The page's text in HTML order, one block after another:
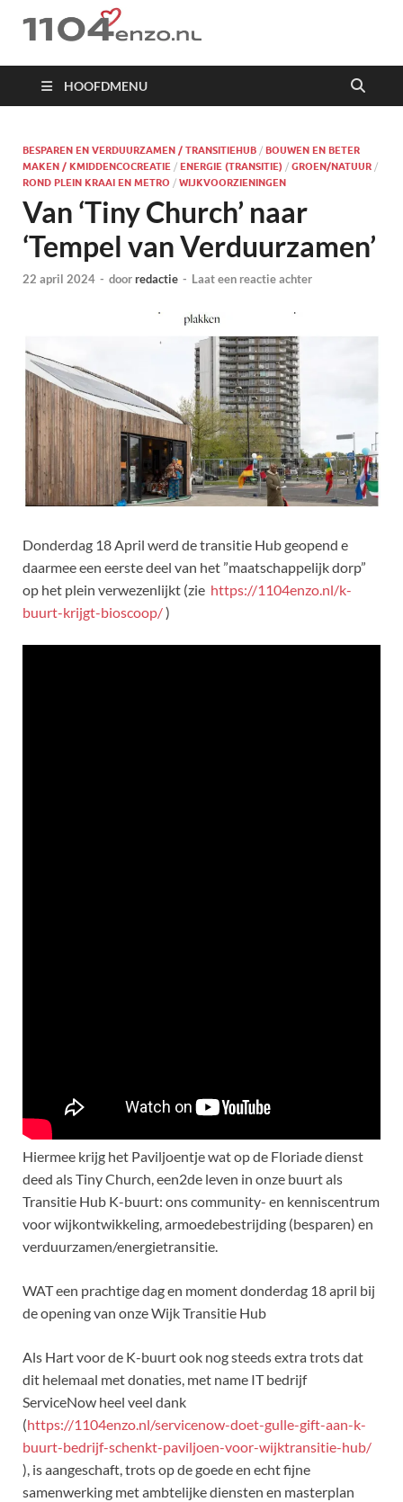
1104 en zo
HOOFDMENU
BESPAREN EN VERDUURZAMEN / TRANSITIEHUB / BOUWEN EN BETER
MAKEN / KMIDDENCOCREATIE / ENERGIE (TRANSITIE) / GROEN/NATUUR /
ROND PLEIN KRAAI EN METRO / WIJKVOORZIENINGEN
Van ‘Tiny Church’ naar
‘Tempel van Verduurzamen’
22 april 2024 - doorredactie - Laat een reactie achter
Donderdag 18 April werd de transitie Hub geopend e
daarmee een eerste deel van het ”maatschappelijk dorp”
op het plein verwezenlijkt (zie https://1104enzo.nl/k-
buurt-krijgt-bioscoop/)
Hiermee krijg het Paviljoentje wat op de Floriade dienst
deed als Tiny Church, een2de leven in onze buurt als
Transitie Hub K-buurt: ons community- en kenniscentrum
voor wijkontwikkeling, armoedebestrijding (besparen) en
verduurzamen/energietransitie.
WAT een prachtige dag en moment donderdag 18 april bij
de opening van onze Wijk Transitie Hub
Als Hart voor de K-buurt ook nog steeds extra trots dat
dit helemaal met donaties, met name IT bedrijf
ServiceNow heel veel dank
(https://1104enzo.nl/servicenow-doet-gulle-gift-aan-k-
buurt-bedrijf-schenkt-paviljoen-voor-wijktransitie-hub/
), is aangeschaft, trots op de goede en echt fijne
samenwerking met ambtelijke diensten en masterplan